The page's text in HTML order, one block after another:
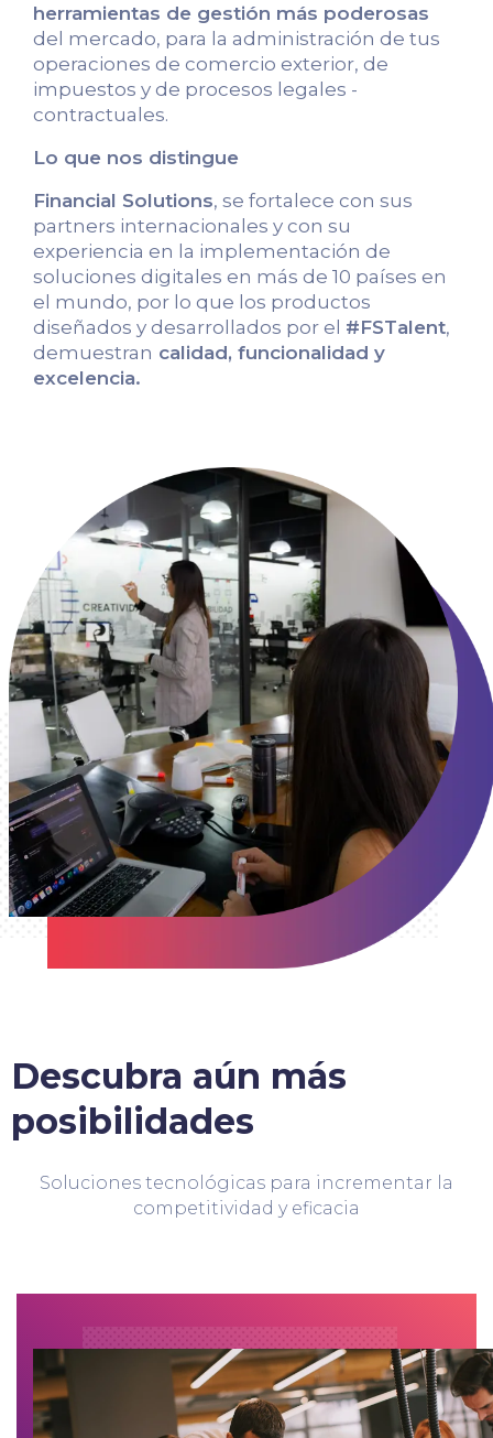
herramientas de gestión más poderosas
del mercado, para la administración de tus
operaciones de comercio exterior, de
impuestos y de procesos legales -
contractuales.
Lo que nos distingue
Financial Solutions, se fortalece con sus
partners internacionales y con su
experiencia en la implementación de
soluciones digitales en más de 10 países en
el mundo, por lo que los productos
diseñados y desarrollados por el #FSTalent,
demuestran calidad, funcionalidad y
excelencia.
Descubra aún más
posibilidades
Soluciones tecnológicas para incrementar la
competitividad y eficacia